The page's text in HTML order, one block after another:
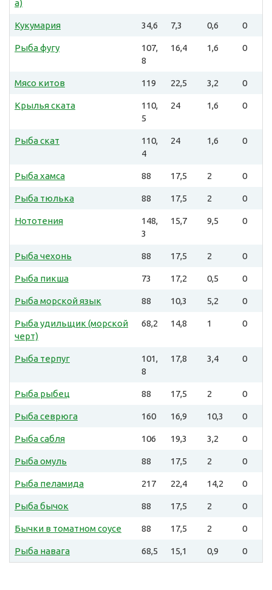
а)
Кукумария 34,6 7,3 0,6 0
Рыба фугу
107,
8
16,4 1,6 0
Мясо китов 119 22,5 3,2 0
Крылья ската
110,
5
24 1,6 0
Рыба скат
110,
4
24 1,6 0
Рыба хамса 88 17,5 2 0
Рыба тюлька 88 17,5 2 0
Нототения
148,
3
15,7 9,5 0
Рыба чехонь 88 17,5 2 0
Рыба пикша 73 17,2 0,5 0
Рыба морской язык 88 10,3 5,2 0
Рыба удильщик (морской
черт)
68,2 14,8 1 0
Рыба терпуг
101,
8
17,8 3,4 0
Рыба рыбец 88 17,5 2 0
Рыба севрюга 160 16,9 10,3 0
Рыба сабля 106 19,3 3,2 0
Рыба омуль 88 17,5 2 0
Рыба пеламида 217 22,4 14,2 0
Рыба бычок 88 17,5 2 0
Бычки в томатном соусе 88 17,5 2 0
Рыба навага 68,5 15,1 0,9 0